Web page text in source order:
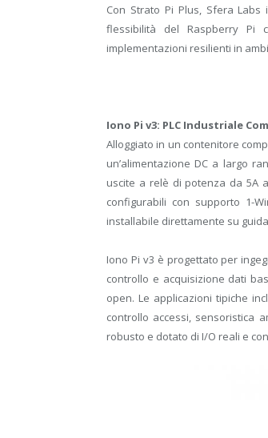
Con Strato Pi Plus, Sfera
flessibilità del Raspberry Pi
implementazioni resilienti in
Iono Pi v3: PLC Industriale
Alloggiato in un contenitore
un’alimentazione DC a largo
uscite a relè di potenza da 5A
configurabili con supporto 1-
installabile direttamente su
Iono Pi v3 è progettato per
controllo e acquisizione dati
open. Le applicazioni tipiche
controllo accessi, sensoristica
robusto e dotato di I/O reali e